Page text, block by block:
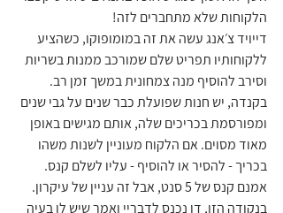
הלקוחות שלא מתחברים לזה!
דייויד צ׳אנג עשה את זה במומופוקו, כשהציע
ללקוחותיו תפריט שלם שמורכב ממנות בשריות
וסירב להוסיף מנה צמחונית במשך זמן רב.
בקנדה, יש חנות שפועלת כבר שנים על גבי שנים
ומפורסמת בכריכים שלה, אותם מגישים באופן
מאוד מסוים. אם הלקוח מעוניין לשנות משהו
בכריך - להסיר או להוסיף - עליו לשלם קנס.
אמנם קנס של 5 סנט, אבל זה עניין של עיקרון.
בנקודה הזו, דן נכנס לדבריי ואמר שיש לו בעיה